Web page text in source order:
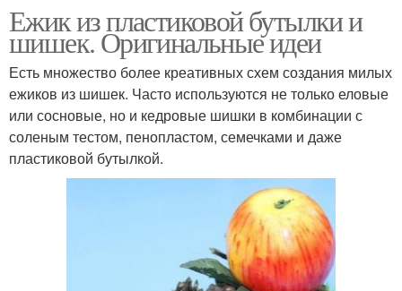
Ежик из пластиковой бутылки и
шишек. Оригинальные идеи
Есть множество более креативных схем создания милых
ежиков из шишек. Часто используются не только еловые
или сосновые, но и кедровые шишки в комбинации с
соленым тестом, пенопластом, семечками и даже
пластиковой бутылкой.